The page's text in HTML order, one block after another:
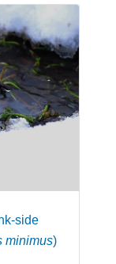
side
minimus)